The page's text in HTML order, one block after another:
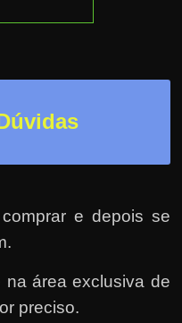
e depois se
na área exclusiva de
preciso.